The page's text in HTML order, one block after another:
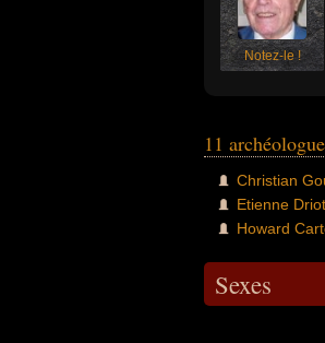
Notez-le !
11
Christian
Etienne
Howard
Sexes